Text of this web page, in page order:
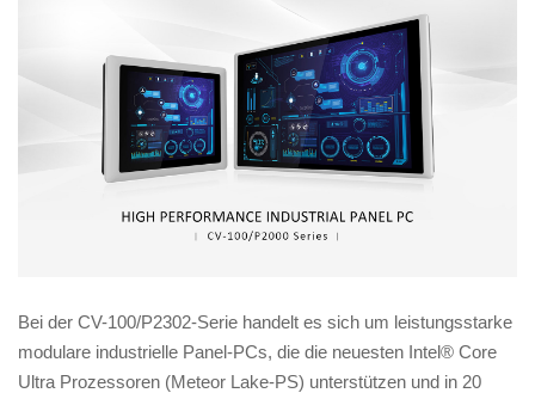
Bei der CV-100/P2302-Serie handelt es sich um leistungsstarke
modulare industrielle Panel-PCs, die die neuesten Intel® Core
Ultra Prozessoren (Meteor Lake-PS) unterstützen und in 20